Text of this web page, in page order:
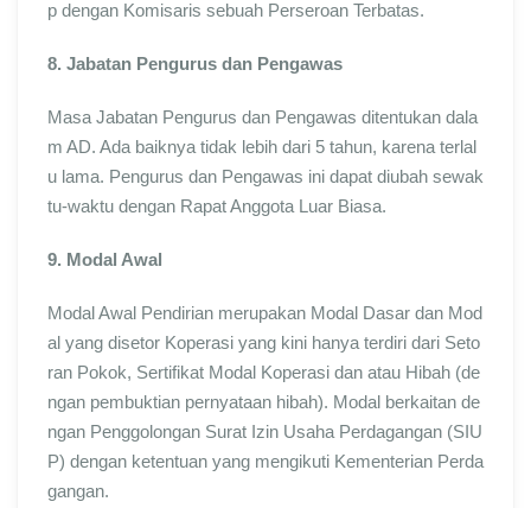
p dengan Komisaris sebuah Perseroan Terbatas.
8. Jabatan Pengurus dan Pengawas
Masa Jabatan Pengurus dan Pengawas ditentukan dala
m AD. Ada baiknya tidak lebih dari 5 tahun, karena terlal
u lama. Pengurus dan Pengawas ini dapat diubah sewak
tu-waktu dengan Rapat Anggota Luar Biasa.
9. Modal Awal
Modal Awal Pendirian merupakan Modal Dasar dan Mod
al yang disetor Koperasi yang kini hanya terdiri dari Seto
ran Pokok, Sertifikat Modal Koperasi dan atau Hibah (de
ngan pembuktian pernyataan hibah). Modal berkaitan de
ngan Penggolongan Surat Izin Usaha Perdagangan (SIU
P) dengan ketentuan yang mengikuti Kementerian Perda
gangan.